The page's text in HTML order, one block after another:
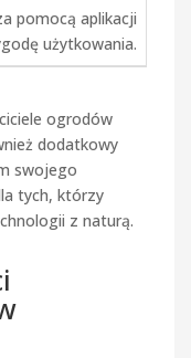
pomocą aplikacji
użytkowania.
ogrodów
dodatkowy
swojego
tych, którzy
z naturą.